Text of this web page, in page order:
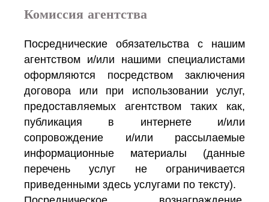
Комиссия агентства
Посреднические обязательства с нашим
агентством и/или нашими специалистами
оформляются посредством заключения
договора или при использовании услуг,
предоставляемых агентством таких как,
публикация в интернете и/или
сопровождение и/или рассылаемые
информационные материалы (данные
перечень услуг не ограничивается
приведенными здесь услугами по тексту).